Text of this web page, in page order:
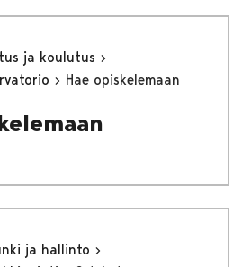
ja koulutus
Hae opiskelemaan
ja hallinto